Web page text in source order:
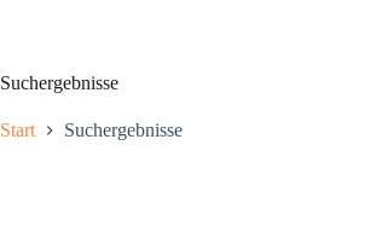
Suchergebnisse
Start Suchergebnisse